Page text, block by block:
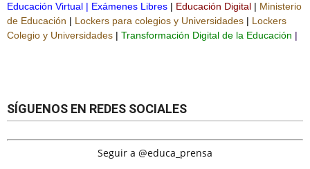
Educación Virtual | Exámenes Libres | Educación Digital | Ministerio
de Educación | Lockers para colegios y Universidades | Lockers
Colegio y Universidades | Transformación Digital de la Educación |
SÍGUENOS EN REDES SOCIALES
Seguir a @educa_prensa